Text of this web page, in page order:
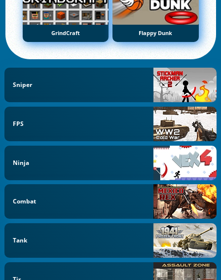
GrindCraft Flappy Dunk
Sniper
FPS
Ninja
Combat
Tank